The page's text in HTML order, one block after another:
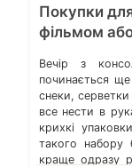
Покупки
фільмом
Вечір з
починається
снеки, серветки
все нести в
крихкі
такого набору
краще одразу